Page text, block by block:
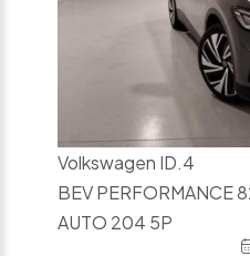
Volkswagen ID.4
BEV PERFORMANCE
AUTO 204 5P